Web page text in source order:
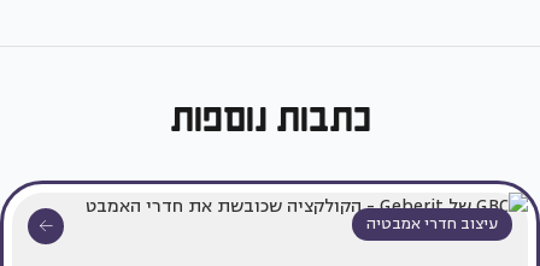
כתבות נוספות
עיצוב חדרי אמבטיה